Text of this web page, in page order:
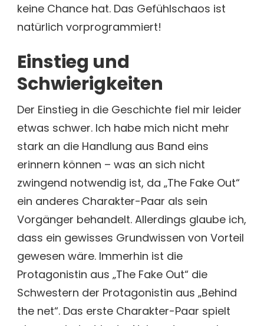
keine Chance hat. Das Gefühlschaos ist
natürlich vorprogrammiert!
Einstieg und
Schwierigkeiten
Der Einstieg in die Geschichte fiel mir leider
etwas schwer. Ich habe mich nicht mehr
stark an die Handlung aus Band eins
erinnern können – was an sich nicht
zwingend notwendig ist, da „The Fake Out“
ein anderes Charakter-Paar als sein
Vorgänger behandelt. Allerdings glaube ich,
dass ein gewisses Grundwissen von Vorteil
gewesen wäre. Immerhin ist die
Protagonistin aus „The Fake Out“ die
Schwestern der Protagonistin aus „Behind
the net“. Das erste Charakter-Paar spielt